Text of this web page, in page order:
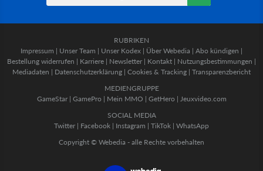
RUBRIKEN
Impressum | Unser Team | Unser Kodex | Über Webedia | Abo kündigen |
Bestellung widerrufen | Karriere | Newsletter | Kontakt | Nutzungsbestimmungen |
Mediadaten | Datenschutzerklärung | Cookies & Tracking | Transparenzbericht
MEDIENGRUPPE
GameStar| GamePro | Mein MMO | GetHero | Jeuxvideo.com
SOCIAL MEDIA
Twitter | Facebook | Instagram | TikTok | WhatsApp
Copyright © Webedia - alle Rechte vorbehalten